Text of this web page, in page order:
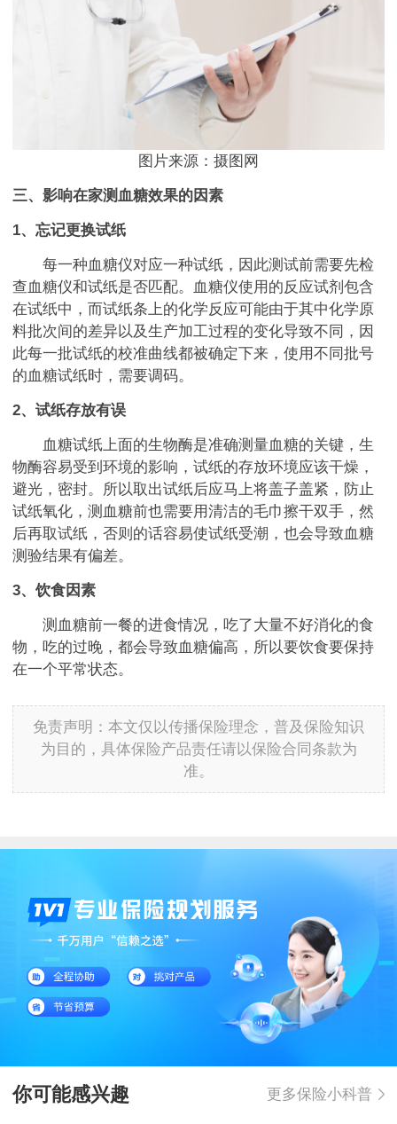
图片来源：摄图网
三、影响在家测血糖效果的因素
1、忘记更换试纸
每一种血糖仪对应一种试纸，因此测试前需要先检
查血糖仪和试纸是否匹配。血糖仪使用的反应试剂包含
在试纸中，而试纸条上的化学反应可能由于其中化学原
料批次间的差异以及生产加工过程的变化导致不同，因
此每一批试纸的校准曲线都被确定下来，使用不同批号
的血糖试纸时，需要调码。
2、试纸存放有误
血糖试纸上面的生物酶是准确测量血糖的关键，生
物酶容易受到环境的影响，试纸的存放环境应该干燥，
避光，密封。所以取出试纸后应马上将盖子盖紧，防止
试纸氧化，测血糖前也需要用清洁的毛巾擦干双手，然
后再取试纸，否则的话容易使试纸受潮，也会导致血糖
测验结果有偏差。
3、饮食因素
测血糖前一餐的进食情况，吃了大量不好消化的食
物，吃的过晚，都会导致血糖偏高，所以要饮食要保持
在一个平常状态。
免责声明：本文仅以传播保险理念，普及保险知识
为目的，具体保险产品责任请以保险合同条款为
准。
你可能感兴趣 更多保险小科普